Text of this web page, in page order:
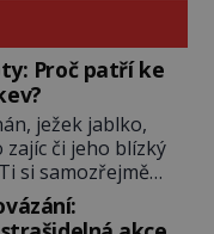
Proč patří ke
ježek jablko,
zajíc či jeho blízký
si samozřejmě
Proč jsou
o potravě